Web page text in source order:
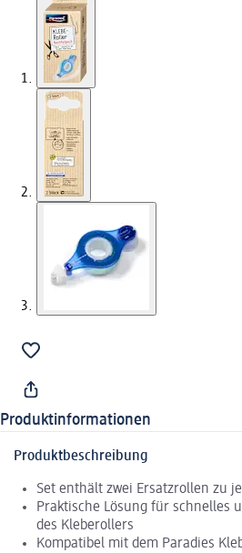
Produktinformationen
Produktbeschreibung
Set enthält zwei Ersatzrollen zu
Praktische Lösung für schnelles
des Kleberollers
Kompatibel mit dem Paradies